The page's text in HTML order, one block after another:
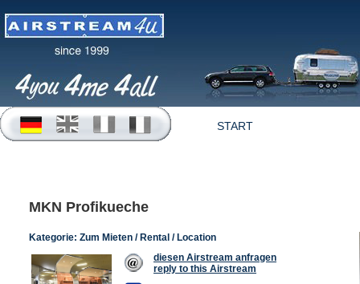
START
MKN Profikueche
Kategorie: Zum Mieten / Rental / Location
diesen Airstream anfragen
reply to this Airstream